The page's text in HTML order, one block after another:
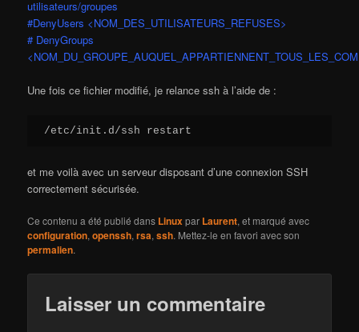
utilisateurs/groupes
#DenyUsers <NOM_DES_UTILISATEURS_REFUSES>
# DenyGroups
Une fois ce fichier modifié, je relance ssh à l’aide de :
/etc/init.d/ssh restart
et me voilà avec un serveur disposant d’une connexion SSH
correctement sécurisée.
Ce contenu a été publié dans Linuxpar Laurent, et marqué avec
configuration,openssh,rsa,ssh. Mettez-le en favori avec son
permalien.
Laisser un commentaire